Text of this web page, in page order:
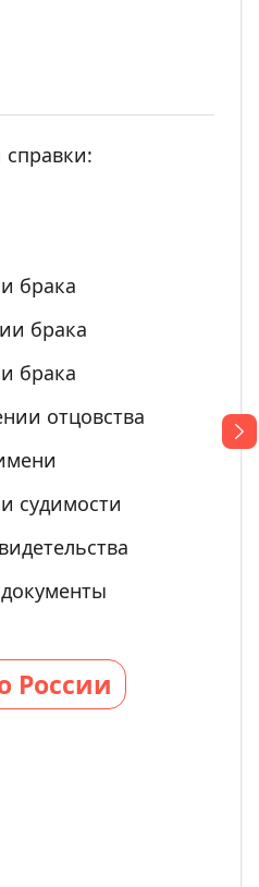
справки:
брака
брака
брака
отцовства
судимости
России